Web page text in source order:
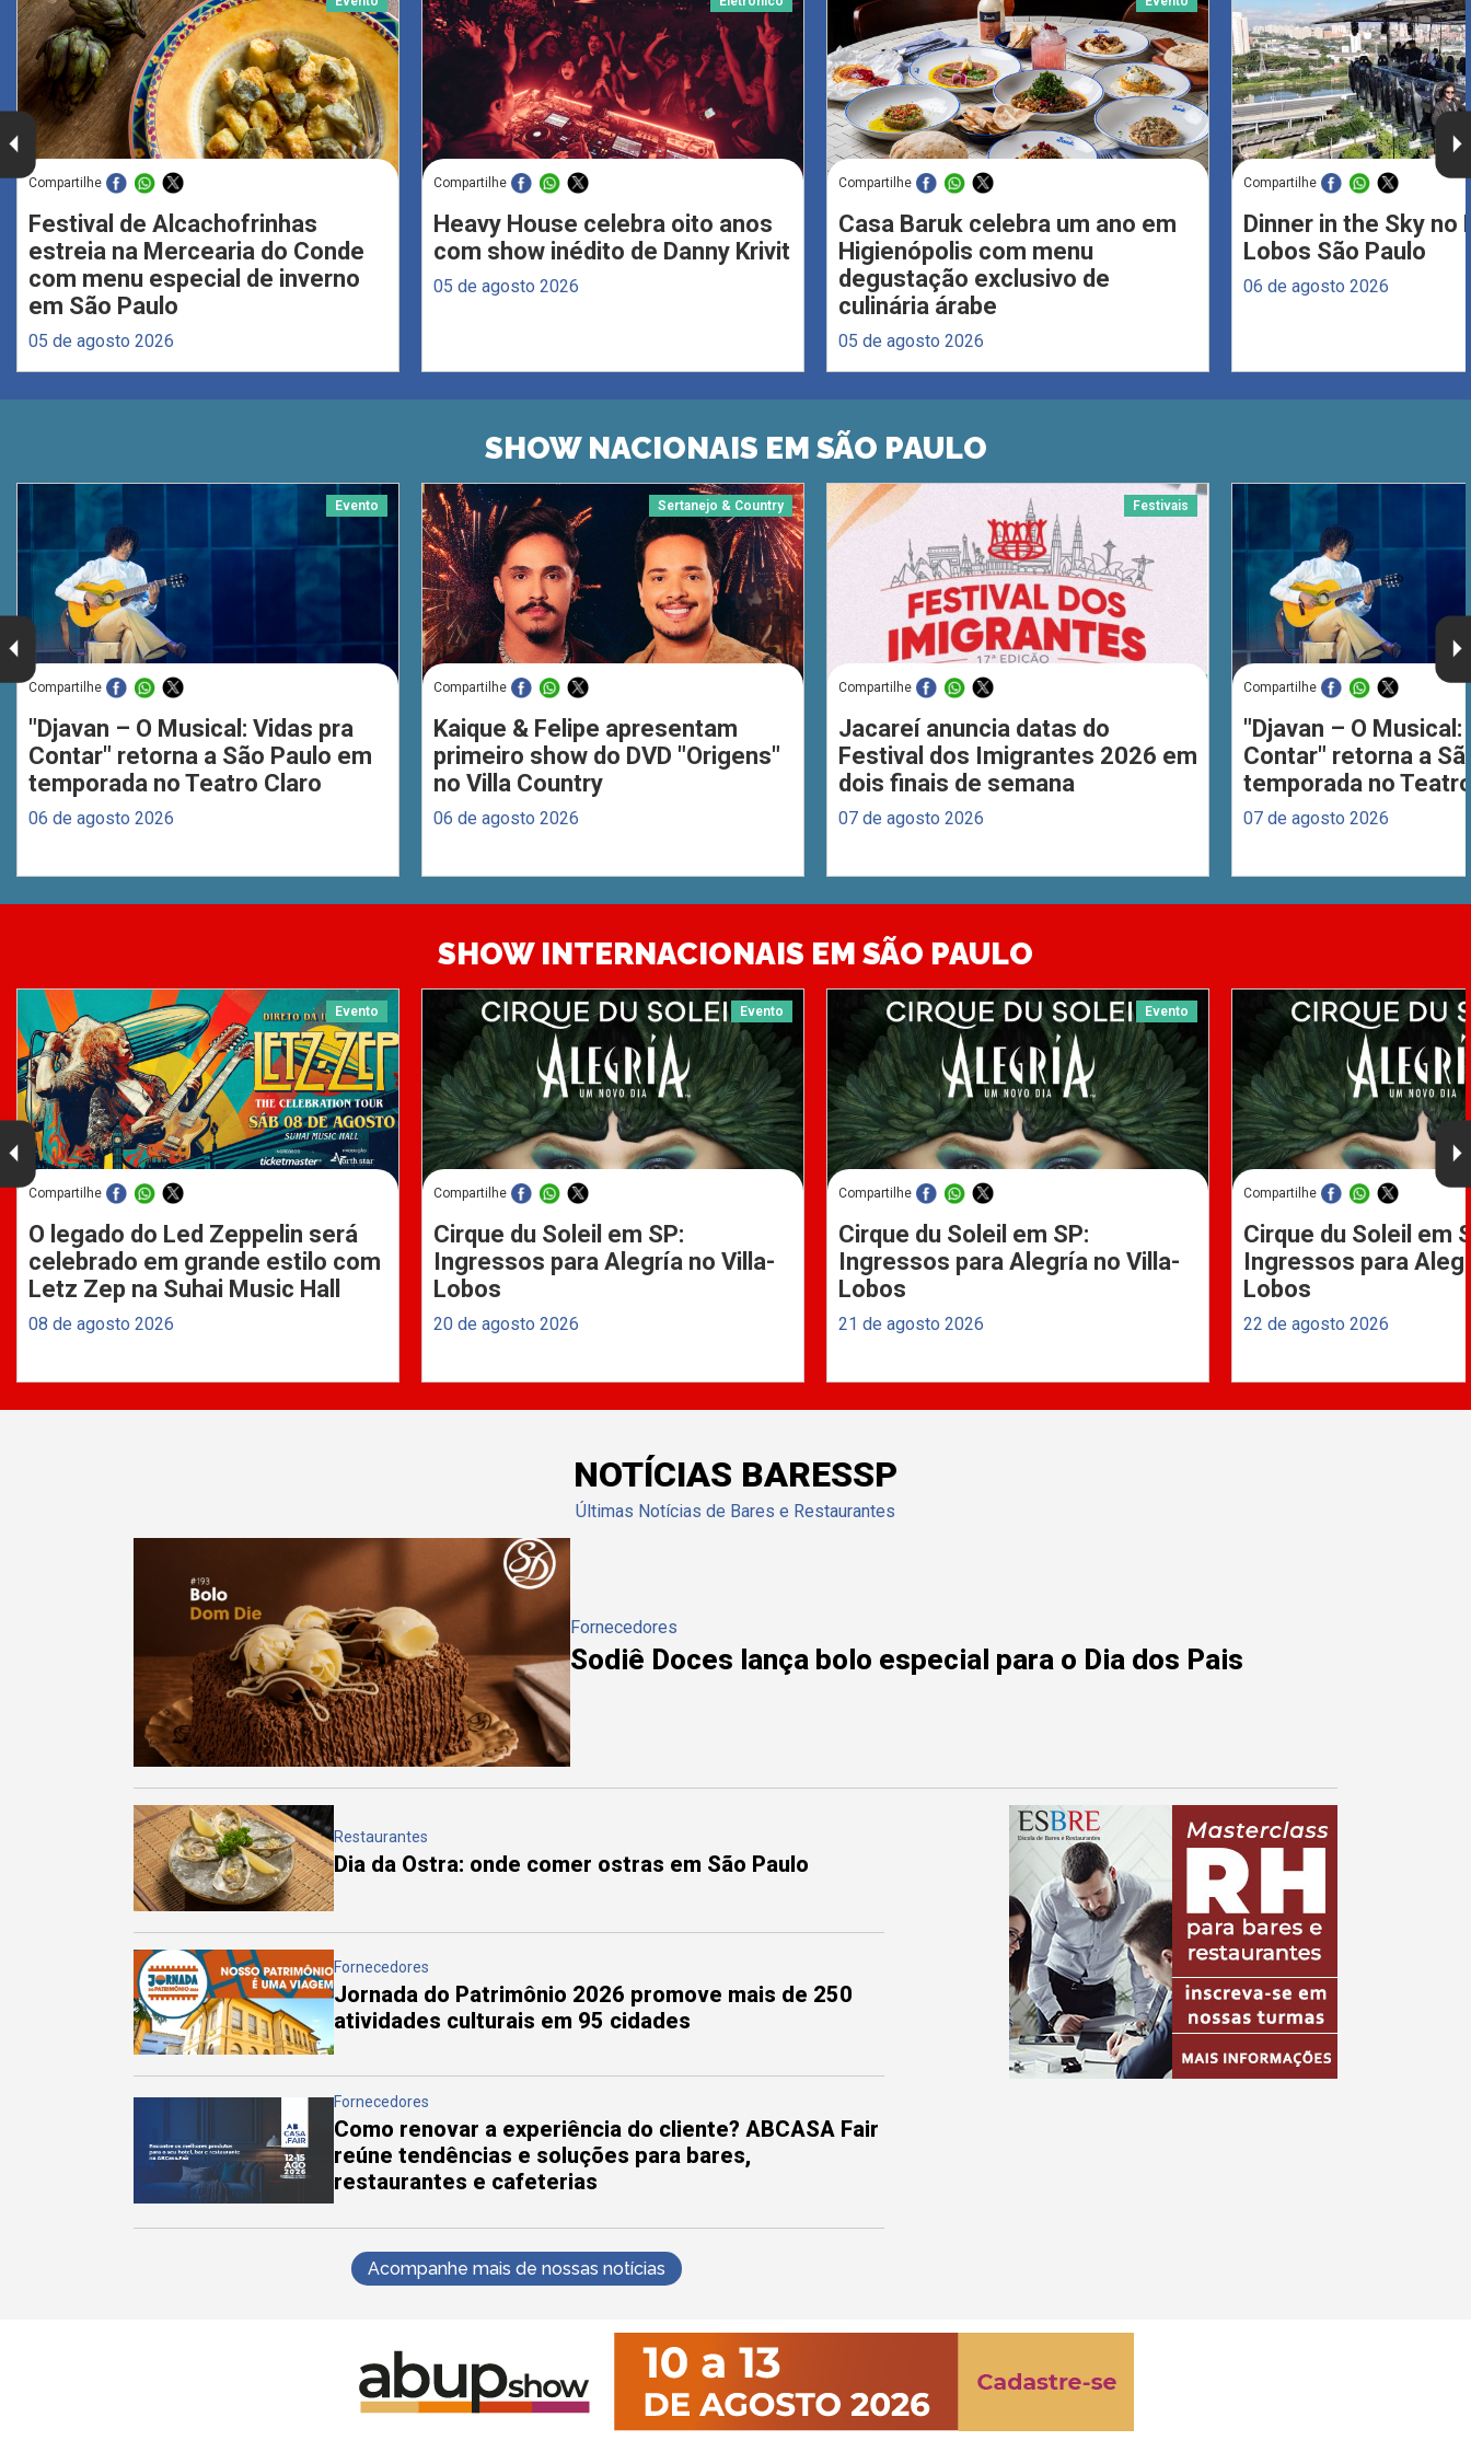
Compartilhe
Festival de Alcachofrinhas
estreia na Mercearia do Conde
com menu especial de inverno
em São Paulo
05 de agosto 2026
Compartilhe
Heavy House celebra oito anos
com show inédito de Danny Krivit
05 de agosto 2026
Compartilhe
Casa Baruk celebra um ano em
Higienópolis com menu
degustação exclusivo de
culinária árabe
05 de agosto 2026
Compartilhe
Dinner in the Sky no
Lobos São Paulo
06 de agosto 2026
SHOW NACIONAIS EM SÃO PAULO
Evento
Compartilhe
"Djavan – O Musical: Vidas pra
Contar" retorna a São Paulo em
temporada no Teatro Claro
06 de agosto 2026
Sertanejo & Country
Compartilhe
Kaique & Felipe apresentam
primeiro show do DVD "Origens"
no Villa Country
06 de agosto 2026
Festivais
Compartilhe
Jacareí anuncia datas do
Festival dos Imigrantes 2026 em
dois finais de semana
07 de agosto 2026
Compartilhe
"Djavan – O Musical:
Contar" retorna a
temporada no
07 de agosto 2026
SHOW INTERNACIONAIS EM SÃO PAULO
Evento
Compartilhe
O legado do Led Zeppelin será
celebrado em grande estilo com
Letz Zep na Suhai Music Hall
08 de agosto 2026
Evento
Compartilhe
Cirque du Soleil em SP:
Ingressos para Alegría no Villa-
Lobos
20 de agosto 2026
Evento
Compartilhe
Cirque du Soleil em SP:
Ingressos para Alegría no Villa-
Lobos
21 de agosto 2026
Compartilhe
Cirque du Soleil em
Ingressos para
Lobos
22 de agosto 2026
NOTÍCIAS BARESSP
Últimas Notícias de Bares e Restaurantes
Fornecedores
Sodiê Doces lança bolo especial para o Dia dos Pais
Restaurantes
Dia da Ostra: onde comer ostras em São Paulo
Fornecedores
Jornada do Patrimônio 2026 promove mais de 250
atividades culturais em 95 cidades
Fornecedores
Como renovar a experiência do cliente? ABCASA Fair
reúne tendências e soluções para bares,
restaurantes e cafeterias
Acompanhe mais de nossas notícias